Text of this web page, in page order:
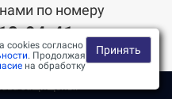
по номеру
94-41
защищены.
cookies согласно
. Продолжая
на обработку
Принять